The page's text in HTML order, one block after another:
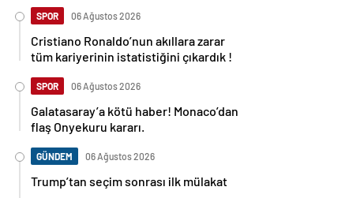
SPOR 06 Ağustos 2026
Cristiano Ronaldo’nun akıllara zarar
tüm kariyerinin istatistiğini çıkardık !
SPOR 06 Ağustos 2026
Galatasaray’a kötü haber! Monaco’dan
flaş Onyekuru kararı.
GÜNDEM 06 Ağustos 2026
Trump’tan seçim sonrası ilk mülakat